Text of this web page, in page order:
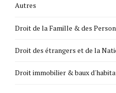
Autres
Droit de la Famille & des
Droit des étrangers et de la
Droit immobilier & baux